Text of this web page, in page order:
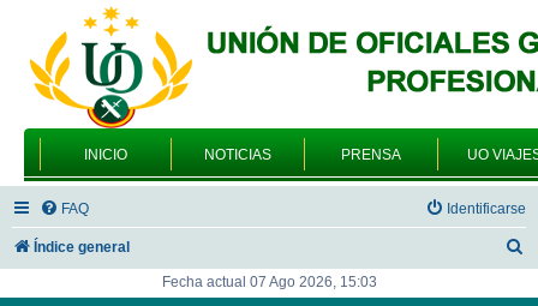
INICIO NOTICIAS PRENSA UO
FAQ Identificarse
Índice general
Fecha actual 07 Ago 2026, 15:03